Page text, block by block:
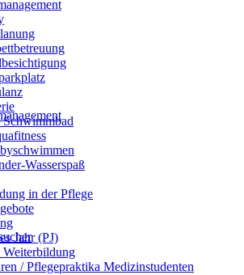
Wasserspaß
in der Pflege
Jahr (PJ)
/ Pflegepraktika Medizinstudenten